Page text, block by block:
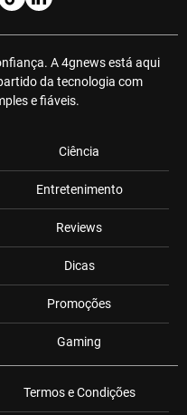
A 4gnews está aqui
da tecnologia com
e fiáveis.
Ciência
Entretenimento
Reviews
Dicas
Promoções
Gaming
Termos e Condições